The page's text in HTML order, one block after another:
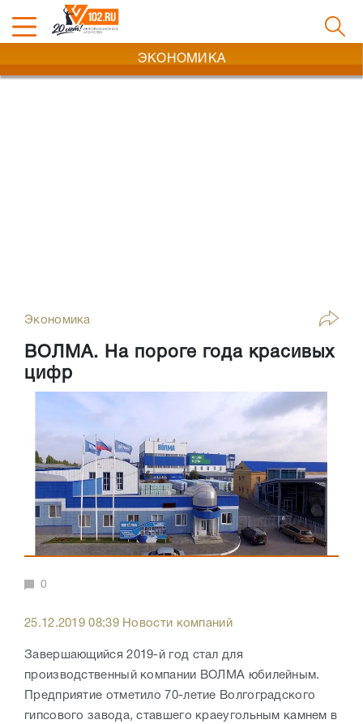
ЭКОНОМИКА
Экономика
ВОЛМА. На пороге года красивых
цифр
0
25.12.2019 08:39 Новости компаний
Завершающийся 2019-й год стал для
производственный компании ВОЛМА юбилейным.
Предприятие отметило 70-летие Волгоградского
гипсового завода, ставшего краеугольным камнем в